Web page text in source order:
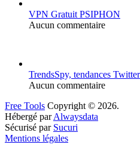
VPN Gratuit PSIPHON
Aucun commentaire
TrendsSpy, tendances Twitter
Aucun commentaire
Free Tools Copyright © 2026.
Hébergé parAlwaysdata
Sécurisé par Sucuri
Mentions légales